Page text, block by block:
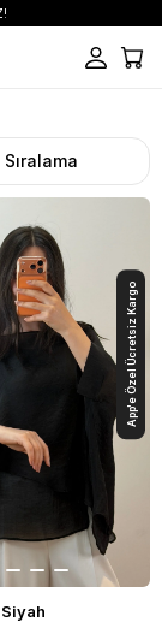
Sıralama
App'e Özel Ücretsiz Kargo